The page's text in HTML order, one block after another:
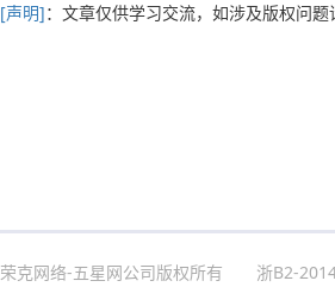
[声明]：文章仅供学习交流，如涉及版权问
荣克网络-五星网公司版权所有 浙B2-